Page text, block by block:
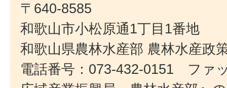
〒640-8585
和歌山市小松原通1丁目1番地
和歌山県農林水産部 農林水産政
電話番号：073-432-0151 ファ